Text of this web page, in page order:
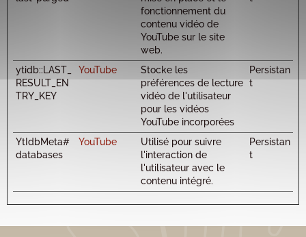
fonctionnement du
contenu vidéo de
YouTube sur le site
web.
ytidb::LAST_
RESULT_EN
TRY_KEY
YouTube
Stocke les
préférences de lecture
vidéo de l'utilisateur
pour les vidéos
YouTube incorporées
Persistan
t
YtIdbMeta#
databases
YouTube
Utilisé pour suivre
l'interaction de
l'utilisateur avec le
contenu intégré.
Persistan
t